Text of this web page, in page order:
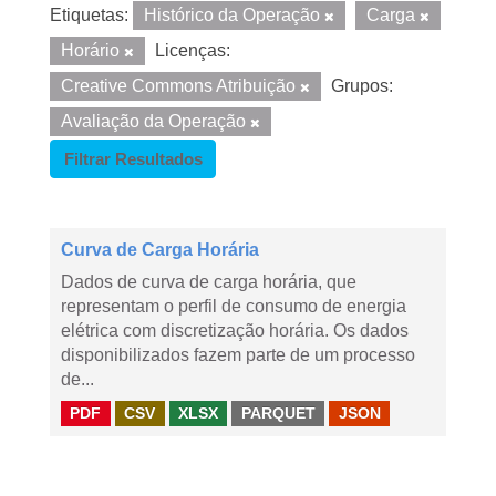
Etiquetas: Histórico da Operação
Carga
Horário
Licenças:
Creative Commons Atribuição
Grupos:
Avaliação da Operação
Filtrar Resultados
Curva de Carga Horária
Dados de curva de carga horária, que
representam o perfil de consumo de energia
elétrica com discretização horária. Os dados
disponibilizados fazem parte de um processo
de...
PDF CSV XLSX PARQUET JSON